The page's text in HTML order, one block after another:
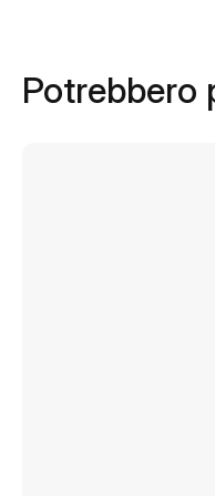
Potrebbero